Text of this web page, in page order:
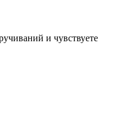
и чувствуете